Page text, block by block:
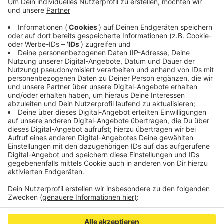
bedroht.
Die beiden Freunde haben laut Polizei die Situation
realisiert, den Betrunkenen angeschrieen und
überwältigt und ihn dann am Driescher Gässchen
der Polizei übergeben.
Veröffentlicht:Montag, 02.12.2019 12:59
Anzeige
Anzeige